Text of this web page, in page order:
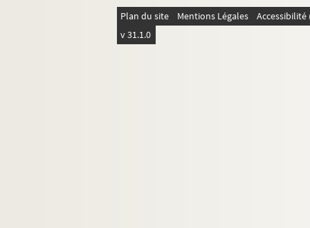
Plan du site Mentions Légales
v 31.1.0